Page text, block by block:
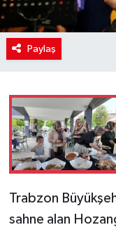
Paylaş
Trabzon
sahne alan